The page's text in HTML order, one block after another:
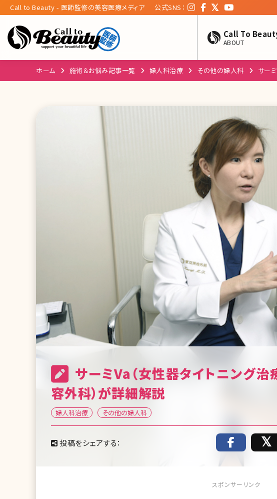
Call to Beauty - 医師監修の美容医療メディア 公式SNS：
Call To
ABOUT
ホーム 施術＆お悩み記事一覧 婦人科治療 その他の婦人科 サー
サーミVa（女性器タイトニング治
容外科）が詳細解説
婦人科治療 その他の婦人科
投稿をシェアする：
スポンサーリンク